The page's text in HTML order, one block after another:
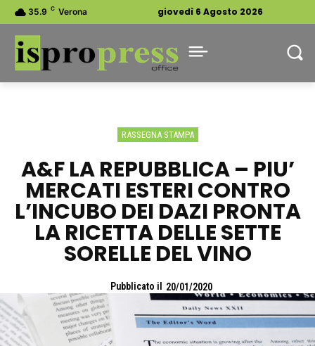
35.9 C Verona giovedì 6 Agosto 2026
RASSEGNA STAMPA
A&F LA REPUBBLICA – PIU’
MERCATI ESTERI CONTRO
L’INCUBO DEI DAZI PRONTA
LA RICETTA DELLE SETTE
SORELLE DEL VINO
Pubblicato il 20/01/2020